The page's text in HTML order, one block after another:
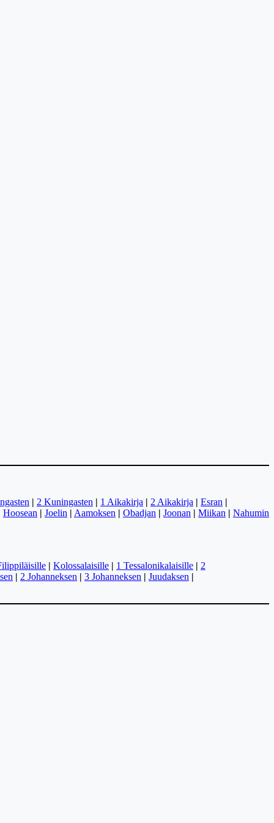
| 2 Kuningasten | 1 Aikakirja | 2 Aikakirja | Esran |
Hoosean | Joelin | Aamoksen | Obadjan | Joonan | Miikan | Nahumin
| Kolossalaisille | 1 Tessalonikalaisille | 2
| 2 Johanneksen | 3 Johanneksen | Juudaksen |